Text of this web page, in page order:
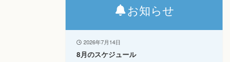
お知らせ
2026年7月14日
8月のスケジュール